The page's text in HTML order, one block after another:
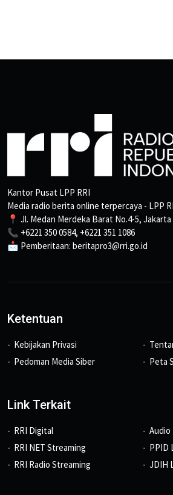
Kantor Pusat LPP RRI
Media radio berita online terpercaya - LPP
📍 Jl. Medan Merdeka Barat No.4-5,
📞 +6221 350 0584, +6221 351 1086
📩 Pemberitaan: beritapro3@rri.go.id
Ketentuan
Kebijakan Privasi
Pedoman Media Siber
Peta
Link Terkait
RRI Digital
RRI NET Streaming
RRI Radio Streaming
Audio
PPID
JDIH